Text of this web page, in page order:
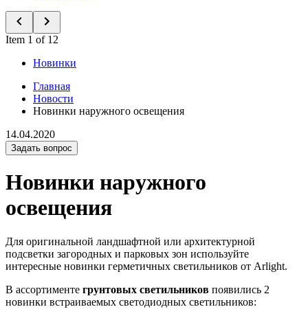
Item 1 of 12
Новинки
Главная
Новости
Новинки наружного освещения
14.04.2020
Задать вопрос
Новинки наружного
освещения
Для оригинальной ландшафтной или архитектурной
подсветки загородных и парковых зон используйте
интересные новинки герметичных светильников от Arlight.
В ассортименте грунтовых светильников появились 2
новинки встраиваемых светодиодных светильников: